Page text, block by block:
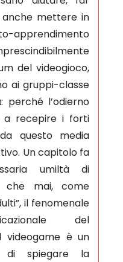
mettere in
apprendimento
del videogioco,
ai gruppi-classe
perché l’odierno
a recepire i forti
questo media
Un capitolo fa
umiltà di
che mai, come
il fenomenale
del
videogame è un
di spiegare la